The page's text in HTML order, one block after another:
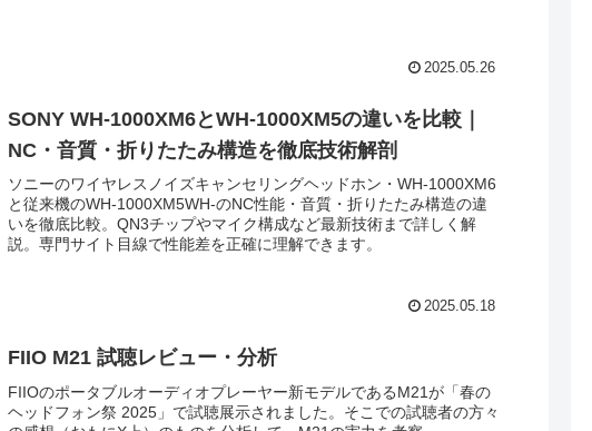
2025.05.26
SONY WH-1000XM6とWH-1000XM5の違いを比較｜
NC・音質・折りたたみ構造を徹底技術解剖
ソニーのワイヤレスノイズキャンセリングヘッドホン・WH-1000XM6
と従来機のWH-1000XM5WH-のNC性能・音質・折りたたみ構造の違
いを徹底比較。QN3チップやマイク構成など最新技術まで詳しく解
説。専門サイト目線で性能差を正確に理解できます。
2025.05.18
FIIO M21 試聴レビュー・分析
FIIOのポータブルオーディオプレーヤー新モデルであるM21が「春の
ヘッドフォン祭 2025」で試聴展示されました。そこでの試聴者の方々